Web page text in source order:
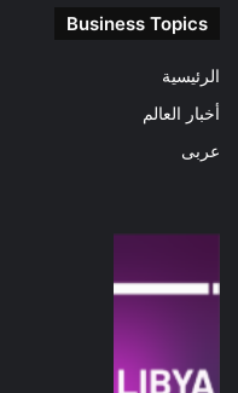
Business Topics
الرئيسية
أخبار العالم
عربى